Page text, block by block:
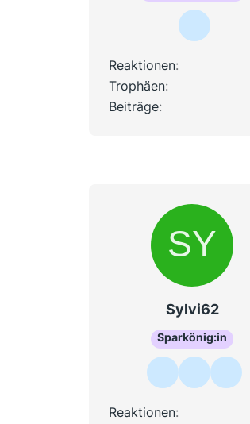
Reaktionen
Trophäen
Beiträge
Sylvi62
Sparkönig:in
Reaktionen